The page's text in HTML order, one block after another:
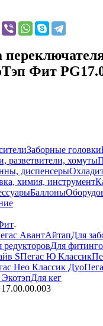
Фит
Заборные головки
разветвители, хомуты
диспенсеры
химия, инструмент
Баллоны
АвантАйтапДля
редукторовДля
SПегас Ю Классик
Нео Классик Дуо
Для кег